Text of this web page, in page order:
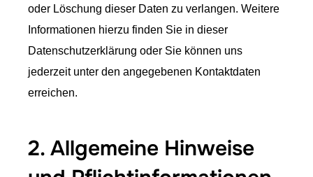
oder Löschung dieser Daten zu verlangen. Weitere
Informationen hierzu finden Sie in dieser
Datenschutzerklärung oder Sie können uns
jederzeit unter den angegebenen Kontaktdaten
erreichen.
2. Allgemeine Hinweise